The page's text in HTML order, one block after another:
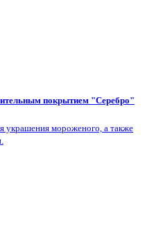
покрытием "Серебро"
украшения мороженого, а также